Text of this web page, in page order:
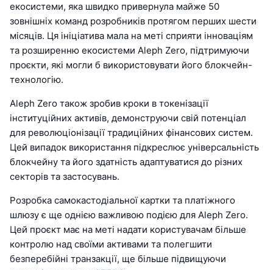
екосистеми, яка швидко привернула майже 50
зовнішніх команд розробників протягом перших шести
місяців. Ця ініціатива мала на меті сприяти інноваціям
та розширенню екосистеми Aleph Zero, підтримуючи
проєкти, які могли б використовувати його блокчейн-
технологію.
Aleph Zero також зробив кроки в токенізації
інституційних активів, демонструючи свій потенціал
для революціонізації традиційних фінансових систем.
Цей випадок використання підкреслює універсальність
блокчейну та його здатність адаптуватися до різних
секторів та застосувань.
Розробка самокастодіальної картки та платіжного
шлюзу є ще однією важливою подією для Aleph Zero.
Цей проєкт має на меті надати користувачам більше
контролю над своїми активами та полегшити
безперебійні транзакції, ще більше підвищуючи